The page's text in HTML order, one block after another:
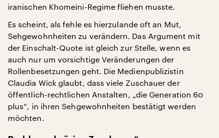
iranischen Khomeini-Regime fliehen musste.
Es scheint, als fehle es hierzulande oft an Mut,
Sehgewohnheiten zu verändern. Das Argument mit
der Einschalt-Quote ist gleich zur Stelle, wenn es
auch nur um vorsichtige Veränderungen der
Rollenbesetzungen geht. Die Medienpublizistin
Claudia Wick glaubt, dass viele Zuschauer der
öffentlich-rechtlichen Anstalten, „die Generation 60
plus“, in ihren Sehgewohnheiten bestätigt werden
möchten.